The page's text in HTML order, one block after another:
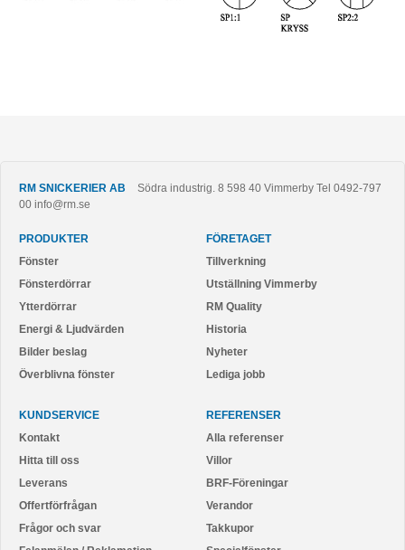
RM SNICKERIER AB Södra industrig. 8 598 40 Vimmerby Tel 0492-797
00 info@rm.se
PRODUKTER
Fönster
Fönsterdörrar
Ytterdörrar
Energi & Ljudvärden
Bilder beslag
Överblivna fönster
FÖRETAGET
Tillverkning
Utställning Vimmerby
RM Quality
Historia
Nyheter
Lediga jobb
KUNDSERVICE
Kontakt
Hitta till oss
Leverans
Offertförfrågan
Frågor och svar
REFERENSER
Alla referenser
Villor
BRF-Föreningar
Verandor
Takkupor